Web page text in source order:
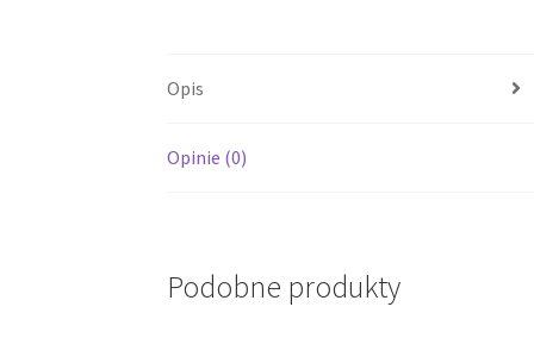
Opis
Opinie (0)
Podobne produkty